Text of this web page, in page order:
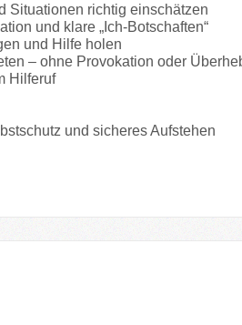
Situationen richtig einschätzen
und klare „Ich-Botschaften“
und Hilfe holen
– ohne Provokation oder
Hilferuf
und sicheres Aufstehen